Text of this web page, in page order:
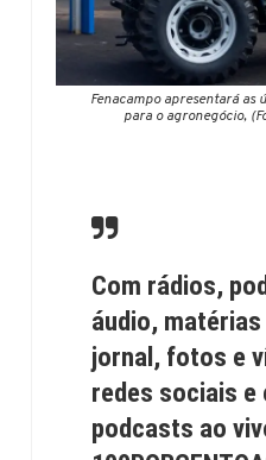
Fenacampo apresentará as
para o agronegócio,
Com rádios,
áudio,
jornal, fotos e
redes sociais e
podcasts ao